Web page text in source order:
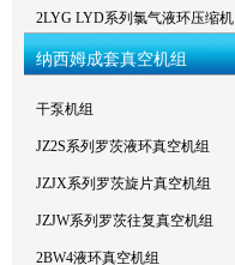
2LYG LYD系列氯气液环压缩机
纳西姆成套真空机组
干泵机组
JZ2S系列罗茨液环真空机组
JZJX系列罗茨旋片真空机组
JZJW系列罗茨往复真空机组
2BW4液环真空机组